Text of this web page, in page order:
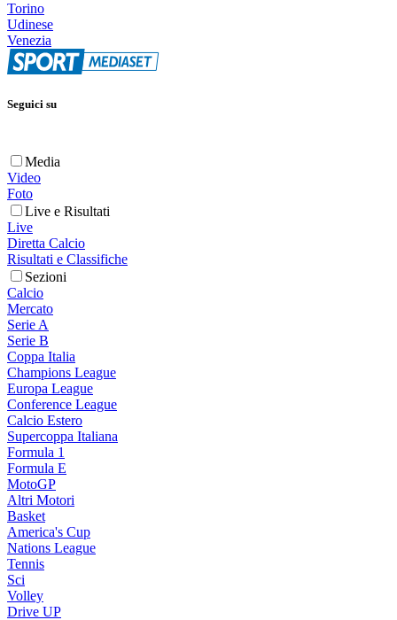
Torino
Udinese
Venezia
Seguici su
Media
Video
Foto
Live e Risultati
Live
Diretta Calcio
Risultati e Classifiche
Sezioni
Calcio
Mercato
Serie A
Serie B
Coppa Italia
Champions League
Europa League
Conference League
Calcio Estero
Supercoppa Italiana
Formula 1
Formula E
MotoGP
Altri Motori
Basket
America's Cup
Nations League
Tennis
Sci
Volley
Drive UP